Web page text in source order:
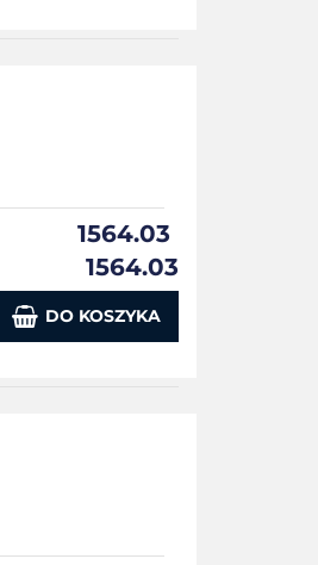
1564.03
1564.03
DO KOSZYKA